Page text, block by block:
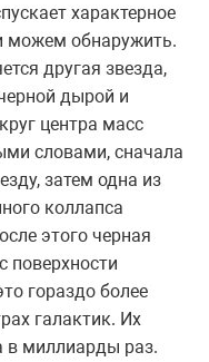
характерное
можем обнаружить.
другая звезда,
дырой и
центра масс
словами, сначала
затем одна из
коллапса
этого черная
поверхности
гораздо более
галактик. Их
в миллиарды раз.